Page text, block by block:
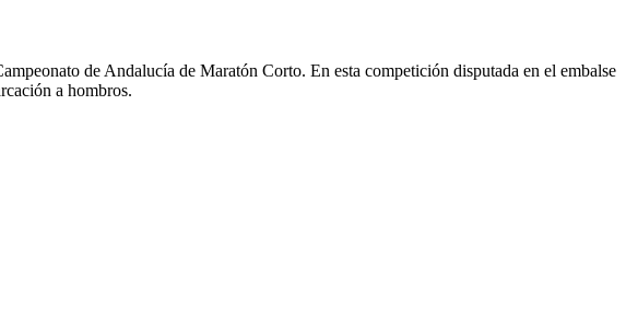
de Andalucía de Maratón Corto. En esta competición disputada en el embalse
a hombros.